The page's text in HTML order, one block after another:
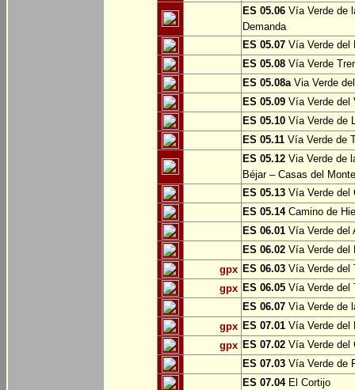
ES 05.06 Vía Verde de
Demanda
ES 05.07 Vía Verde del
ES 05.08 Vía Verde
ES 05.08aVia Verde
ES 05.09 Vía Verde del
ES 05.10 Vía Verde de
ES 05.11 Vía Verde de
ES 05.12 Via Verde de
Béjar – Casas del Monte
ES 05.13 Vía Verde del
ES 05.14Camino de
ES 06.01 Vía Verde del
ES 06.02 Vía Verde del
gpx ES 06.03 Vía Verde del
gpx ES 06.05 Vía Verde del
ES 06.07 Vìa Verde de
gpx ES 07.01 Vía Verde del
gpx ES 07.02 Vía Verde del
ES 07.03 Vía Verde de
ES 07.04El Cortijo